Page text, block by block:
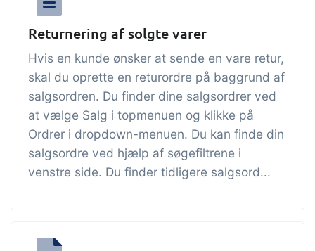
Returnering af solgte varer
Hvis en kunde ønsker at sende en vare retur,
skal du oprette en returordre på baggrund af
salgsordren. Du finder dine salgsordrer ved
at vælge Salg i topmenuen og klikke på
Ordrer i dropdown-menuen. Du kan finde din
salgsordre ved hjælp af søgefiltrene i
venstre side. Du finder tidligere salgsord...